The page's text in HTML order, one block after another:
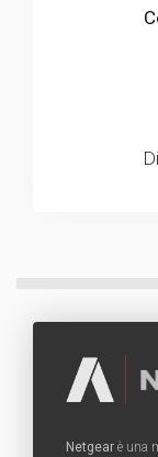
Netgear è una